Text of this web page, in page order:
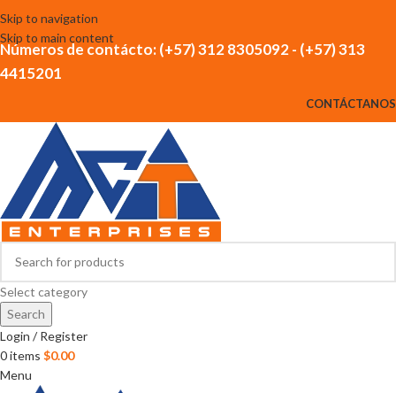
Skip to navigation
Skip to main content
Números de contácto: (+57) 312 8305092 - (+57) 313
4415201
CONTÁCTANOS
Select category
Search
Login / Register
0items $0.00
Menu